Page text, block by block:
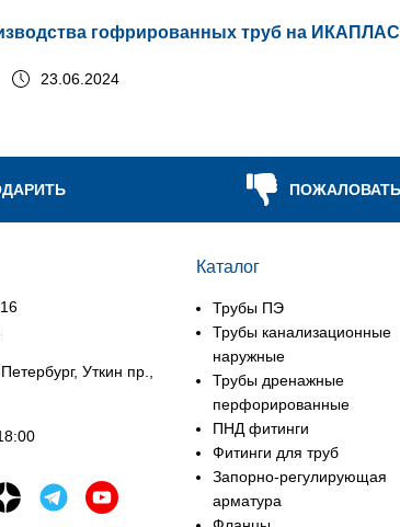
гофрированных труб на
23.06.2024
Уткин пр.,
Каталог
Трубы ПЭ
Трубы канализационные
наружные
Трубы дренажные
перфорированные
ПНД фитинги
Фитинги для труб
Запорно-регулирующая
арматура